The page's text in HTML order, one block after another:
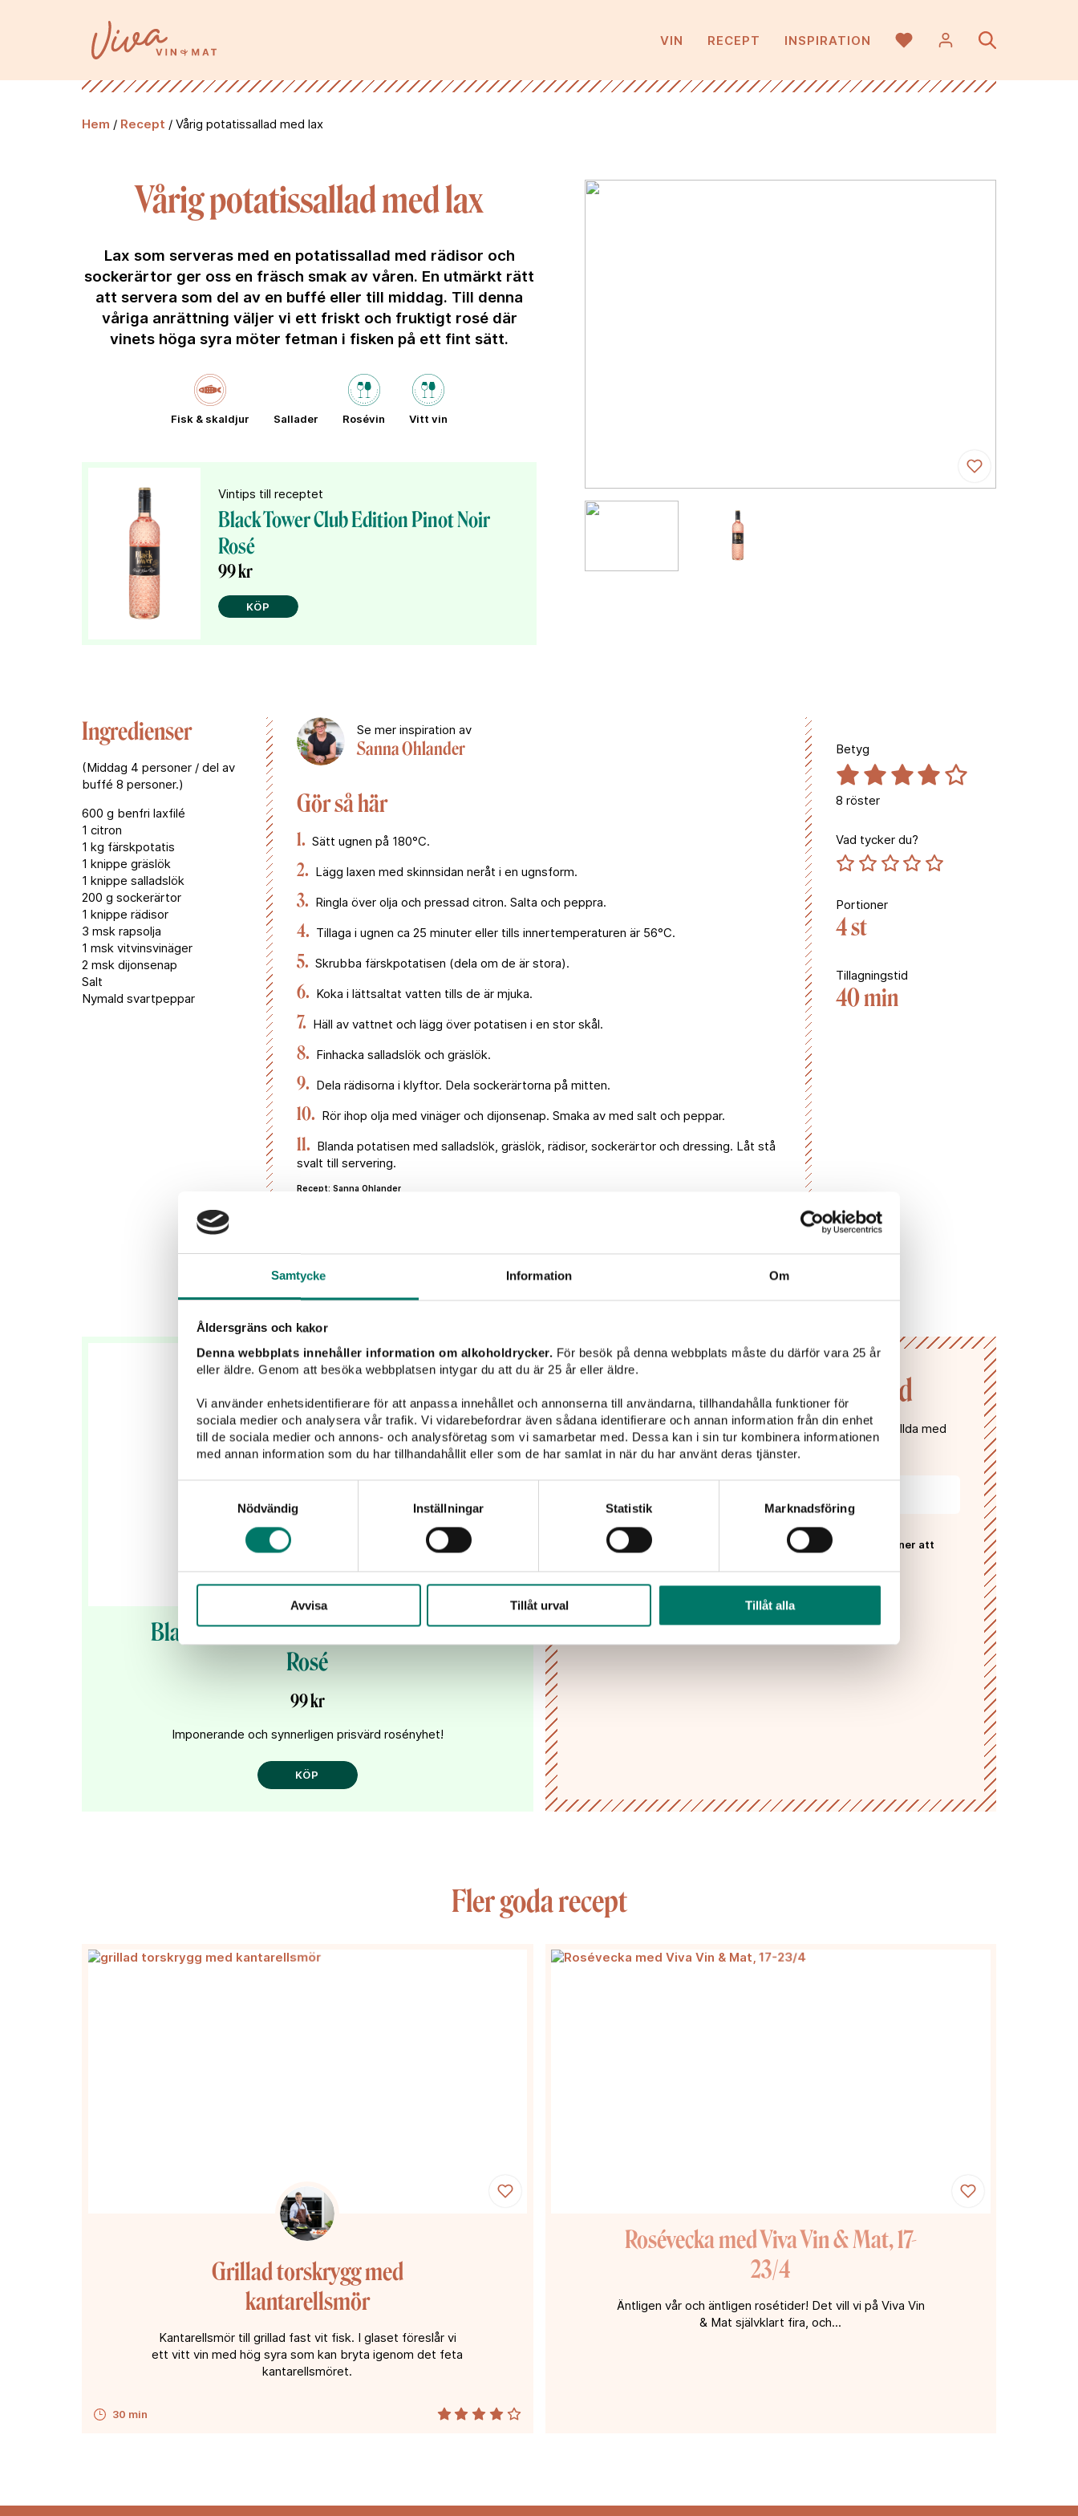
Samtycke Information Om
Åldersgräns och kakor
Denna webbplats innehåller information om alkoholdrycker. För besök på denna webbplats måste du därför vara 25 år
eller äldre. Genom att besöka webbplatsen intygar du att du är 25 år eller äldre.
Vi använder enhetsidentifierare för att anpassa innehållet och annonserna till användarna, tillhandahålla funktioner för
sociala medier och analysera vår trafik. Vi vidarebefordrar även sådana identifierare och annan information från din enhet
till de sociala medier och annons- och analysföretag som vi samarbetar med. Dessa kan i sin tur kombinera informationen
med annan information som du har tillhandahållit eller som de har samlat in när du har använt deras tjänster.
Nödvändig
Inställningar Statistik Marknadsföring
Avvisa Tillåt urval Tillåt alla
VIN RECEPT INSPIRATION
Hem / Recept / Vårig potatissallad med lax
Vårig potatissallad med lax
Lax som serveras med en potatissallad med rädisor och
sockerärtor ger oss en fräsch smak av våren. En utmärkt rätt
att servera som del av en buffé eller till middag. Till denna
våriga anrättning väljer vi ett friskt och fruktigt rosé där
vinets höga syra möter fetman i fisken på ett fint sätt.
Fisk & skaldjur Sallader Rosévin Vitt vin
Vintips till receptet
Black Tower Club Edition Pinot Noir
Rosé
99 kr
KÖP
Ingredienser
(Middag 4 personer / del av
buffé 8 personer.)
600 g benfri laxfilé
1 citron
1 kg färskpotatis
1 knippe gräslök
1 knippe salladslök
200 g sockerärtor
1 knippe rädisor
3 msk rapsolja
1 msk vitvinsvinäger
2 msk dijonsenap
Salt
Nymald svartpeppar
Se mer inspiration av
Sanna Ohlander
Gör så här
1. Sätt ugnen på 180°C.
2. Lägg laxen med skinnsidan neråt i en ugnsform.
3. Ringla över olja och pressad citron. Salta och peppra.
4. Tillaga i ugnen ca 25 minuter eller tills innertemperaturen är 56°C.
5. Skrubba färskpotatisen (dela om de är stora).
6. Koka i lättsaltat vatten tills de är mjuka.
7. Häll av vattnet och lägg över potatisen i en stor skål.
8. Finhacka salladslök och gräslök.
9. Dela rädisorna i klyftor. Dela sockerärtorna på mitten.
10. Rör ihop olja med vinäger och dijonsenap. Smaka av med salt och peppar.
11. Blanda potatisen med salladslök, gräslök, rädisor, sockerärtor och dressing. Låt stå
svalt till servering.
Recept: Sanna Ohlander
Betyg
8 röster
Vad tycker du?
Portioner
4 st
Tillagningstid
40 min
Vintips till maten
Black Tower Club Edition Pinot Noir
Rosé
99 kr
Imponerande och synnerligen prisvärd rosényhet!
KÖP
Välkommen till Vivas värld
Lämna dina kontaktuppgifter och få våra nyhetsbrev fyllda med
inspiration, recept, vintips och tävlingar!
Jag har tagit del av Vivas sekretesspolicy och godkänner att
PRENUMERERA
Fler goda recept
30 min
Grillad torskrygg med
kantarellsmör
Kantarellsmör till grillad fast vit fisk. I glaset föreslår vi
ett vitt vin med hög syra som kan bryta igenom det feta
kantarellsmöret.
Rosévecka med Viva Vin & Mat, 17-
23/4
Äntligen vår och äntligen rosétider! Det vill vi på Viva Vin
& Mat självklart fira, och...